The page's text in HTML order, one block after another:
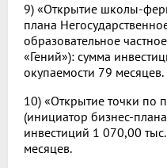
9) «Открытие школы-
плана
образовательное
«Гений»): сумма
окупаемости 79 месяцев.
10) «Открытие точки по
(инициатор бизнес-
инвестиций 1 070,00
месяцев.